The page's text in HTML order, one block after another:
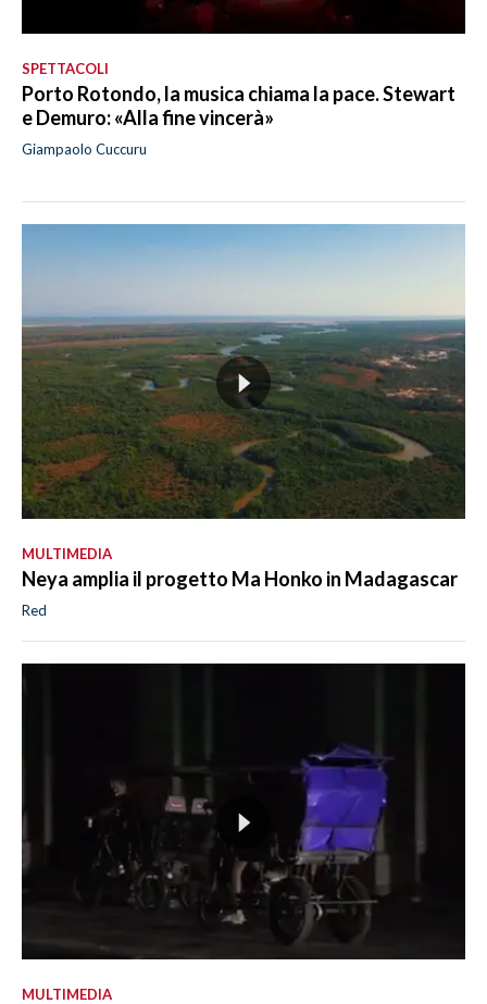
SPETTACOLI
Porto Rotondo, la musica chiama la pace. Stewart
e Demuro: «Alla fine vincerà»
Giampaolo Cuccuru
MULTIMEDIA
Neya amplia il progetto Ma Honko in Madagascar
Red
MULTIMEDIA